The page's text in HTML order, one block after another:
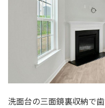
洗面台の三面鏡裏収納で